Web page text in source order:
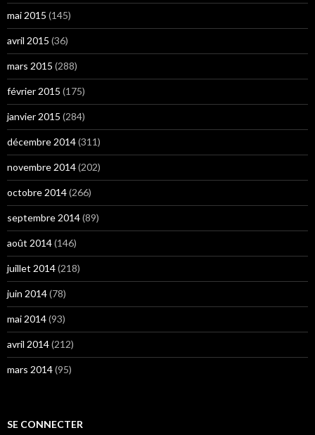
mai 2015 (145)
avril 2015 (36)
mars 2015 (288)
février 2015 (175)
janvier 2015 (284)
décembre 2014(311)
novembre 2014(202)
octobre 2014(266)
septembre 2014(89)
août 2014(146)
juillet 2014(218)
juin 2014(78)
mai 2014(93)
avril 2014(212)
mars 2014(95)
SE CONNECTER